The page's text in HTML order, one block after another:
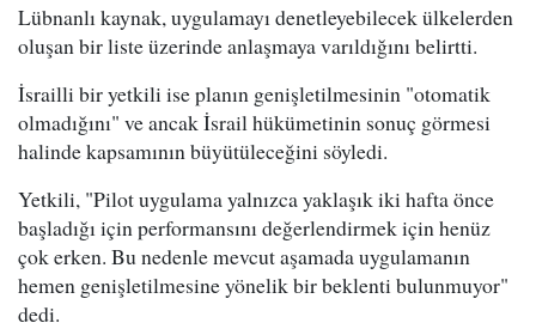
Lübnanlı kaynak, uygulamayı denetleyebilecek ülkelerden
oluşan bir liste üzerinde anlaşmaya varıldığını belirtti.
İsrailli bir yetkili ise planın genişletilmesinin "otomatik
olmadığını" ve ancak İsrail hükümetinin sonuç görmesi
halinde kapsamının büyütüleceğini söyledi.
Yetkili, "Pilot uygulama yalnızca yaklaşık iki hafta önce
başladığı için performansını değerlendirmek için henüz
çok erken. Bu nedenle mevcut aşamada uygulamanın
hemen genişletilmesine yönelik bir beklenti bulunmuyor"
dedi.